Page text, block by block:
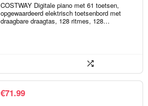
COSTWAY Digitale piano met 61 toetsen,
opgewaardeerd elektrisch toetsenbord met
draagbare draagtas, 128 ritmes, 128…
€71.99